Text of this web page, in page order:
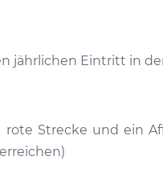
jährlichen Eintritt in
rote Strecke und ein